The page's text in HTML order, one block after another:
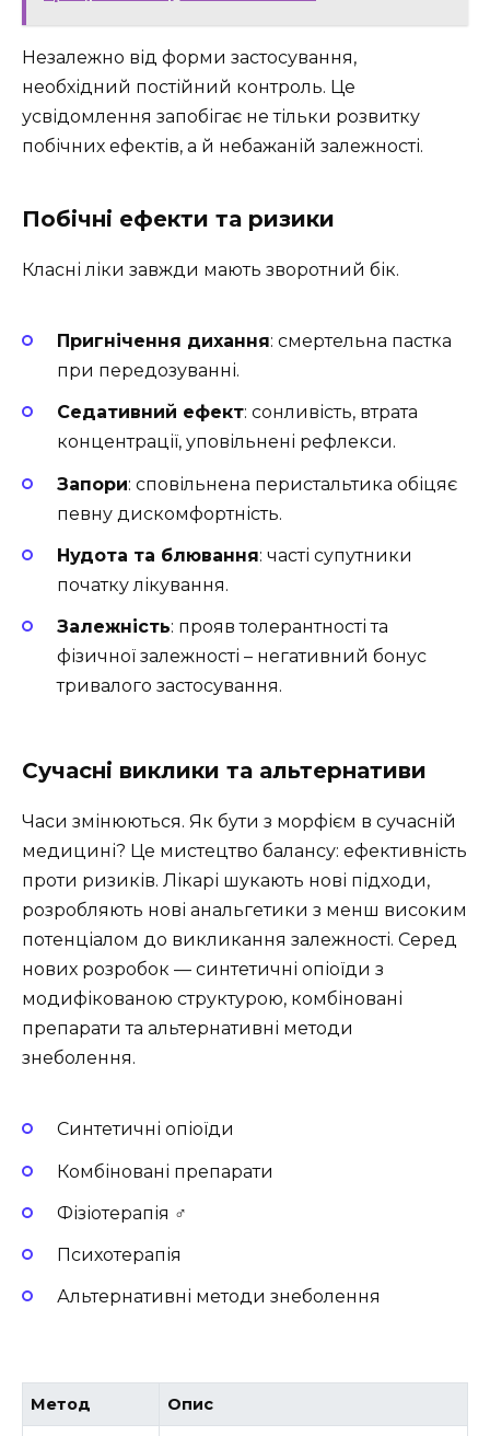
Незалежно від форми застосування,
необхідний постійний контроль. Це
усвідомлення запобігає не тільки розвитку
побічних ефектів, а й небажаній залежності.
Побічні ефекти та ризики
Класні ліки завжди мають зворотний бік.
Пригнічення дихання: смертельна пастка
при передозуванні.
Седативний ефект: сонливість, втрата
концентрації, уповільнені рефлекси.
Запори: сповільнена перистальтика обіцяє
певну дискомфортність.
Нудота та блювання: часті супутники
початку лікування.
Залежність: прояв толерантності та
фізичної залежності – негативний бонус
тривалого застосування.
Сучасні виклики та альтернативи
Часи змінюються. Як бути з морфієм в сучасній
медицині? Це мистецтво балансу: ефективність
проти ризиків. Лікарі шукають нові підходи,
розробляють нові анальгетики з менш високим
потенціалом до викликання залежності. Серед
нових розробок — синтетичні опіоїди з
модифікованою структурою, комбіновані
препарати та альтернативні методи
знеболення.
Синтетичні опіоїди
Комбіновані препарати
Фізіотерапія ️‍♂️
Психотерапія
Альтернативні методи знеболення
Метод Опис